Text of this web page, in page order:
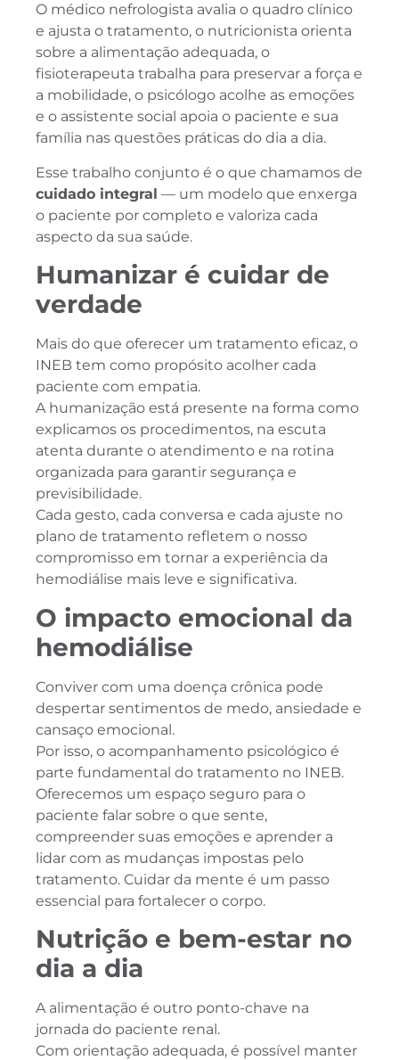
O médico nefrologista avalia o quadro clínico
e ajusta o tratamento, o nutricionista orienta
sobre a alimentação adequada, o
fisioterapeuta trabalha para preservar a força e
a mobilidade, o psicólogo acolhe as emoções
e o assistente social apoia o paciente e sua
família nas questões práticas do dia a dia.
Esse trabalho conjunto é o que chamamos de
cuidado integral — um modelo que enxerga
o paciente por completo e valoriza cada
aspecto da sua saúde.
Humanizar é cuidar de
verdade
Mais do que oferecer um tratamento eficaz, o
INEB tem como propósito acolher cada
paciente com empatia.
A humanização está presente na forma como
explicamos os procedimentos, na escuta
atenta durante o atendimento e na rotina
organizada para garantir segurança e
previsibilidade.
Cada gesto, cada conversa e cada ajuste no
plano de tratamento refletem o nosso
compromisso em tornar a experiência da
hemodiálise mais leve e significativa.
O impacto emocional da
hemodiálise
Conviver com uma doença crônica pode
despertar sentimentos de medo, ansiedade e
cansaço emocional.
Por isso, o acompanhamento psicológico é
parte fundamental do tratamento no INEB.
Oferecemos um espaço seguro para o
paciente falar sobre o que sente,
compreender suas emoções e aprender a
lidar com as mudanças impostas pelo
tratamento. Cuidar da mente é um passo
essencial para fortalecer o corpo.
Nutrição e bem-estar no
dia a dia
A alimentação é outro ponto-chave na
jornada do paciente renal.
Com orientação adequada, é possível manter